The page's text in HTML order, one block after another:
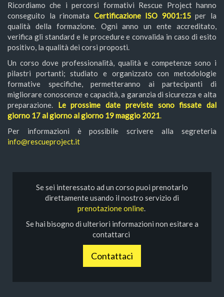
Ricordiamo che i percorsi formativi Rescue Project hanno
conseguito la rinomata Certificazione ISO 9001:15 per la
qualità della formazione. Ogni anno un ente accreditato,
verifica gli standard e le procedure e convalida in caso di esito
positivo, la qualità dei corsi proposti.
Un corso dove professionalità, qualità e competenze sono i
pilastri portanti; studiato e organizzato con metodologie
formative specifiche, permetteranno ai partecipanti di
migliorare conoscenze e capacità, a garanzia di sicurezza e alta
preparazione. Le prossime date previste sono fissate dal
giorno 17 al giorno al giorno 19 maggio 2021.
Per informazioni è possibile scrivere alla segreteria
info@rescueproject.it
Se sei interessato ad un corso puoi prenotarlo
direttamente usando il nostro servizio di
prenotazione online.
Se hai bisogno di ulteriori informazioni non esitare a
contattarci
Contattaci